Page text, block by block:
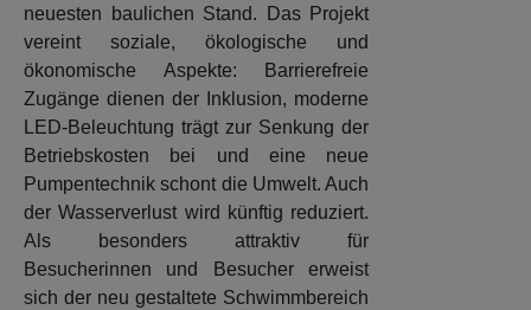
neuesten baulichen Stand. Das Projekt
vereint soziale, ökologische und
ökonomische Aspekte: Barrierefreie
Zugänge dienen der Inklusion, moderne
LED-Beleuchtung trägt zur Senkung der
Betriebskosten bei und eine neue
Pumpentechnik schont die Umwelt. Auch
der Wasserverlust wird künftig reduziert.
Als besonders attraktiv für
Besucherinnen und Besucher erweist
sich der neu gestaltete Schwimmbereich